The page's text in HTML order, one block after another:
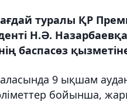
туралы ҚР
Н.Ә.
баспасөз
9 ықшам
бойынша,